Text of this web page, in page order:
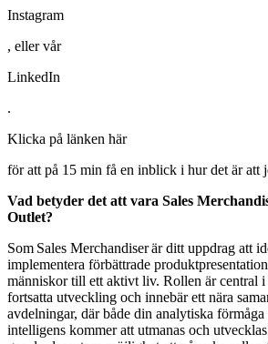
Instagram
, eller vår
LinkedIn
.
Klicka på länken här
för att på 15 min få en inblick i hur det är att
Vad betyder det att vara Sales
Outlet?
Som Sales Merchandiser är ditt uppdrag att
implementera förbättrade
människor till ett aktivt liv. Rollen är central
fortsatta utveckling och innebär ett nära
avdelningar, där både din analytiska
intelligens kommer att utmanas och